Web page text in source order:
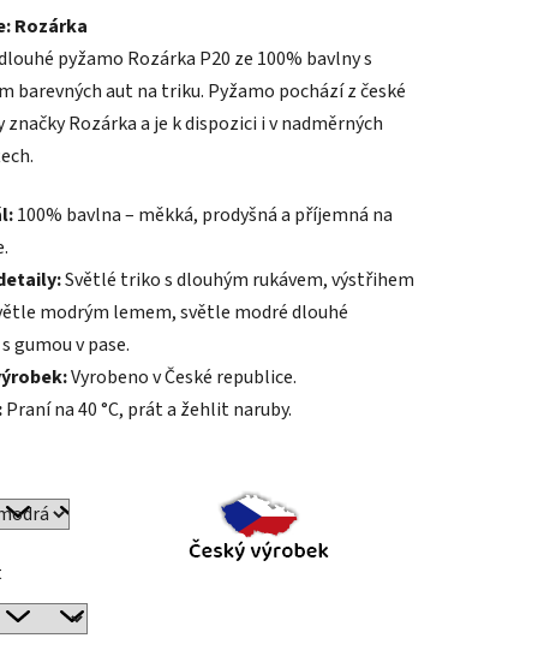
Rozárka
pyžamo Rozárka P20 ze 100% bavlny s
barevných aut na triku. Pyžamo pochází z české
značky Rozárka a je k dispozici i v nadměrných
100% bavlna – měkká, prodyšná a příjemná na
Světlé triko s dlouhým rukávem, výstřihem
modrým lemem, světle modré dlouhé
gumou v pase.
Vyrobeno v České republice.
Praní na 40 °C, prát a žehlit naruby.